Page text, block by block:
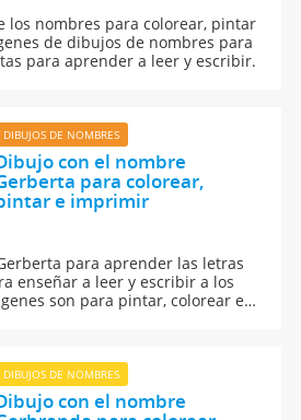
los nombres para colorear, pintar
de dibujos de nombres para
para aprender a leer y escribir.
DIBUJOS DE NOMBRES
con el nombre
para colorear,
e imprimir
para aprender las letras
enseñar a leer y escribir a los
son para pintar, colorear e
DIBUJOS DE NOMBRES
con el nombre